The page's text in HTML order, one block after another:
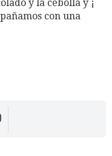
y la cebolla y ¡
con una